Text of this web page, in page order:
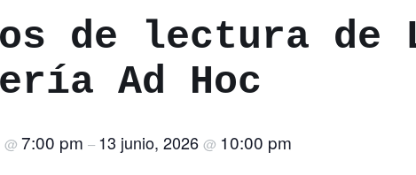
de lectura de
Ad Hoc
@ 7:00 pm – 13 junio, 2026 @ 10:00 pm